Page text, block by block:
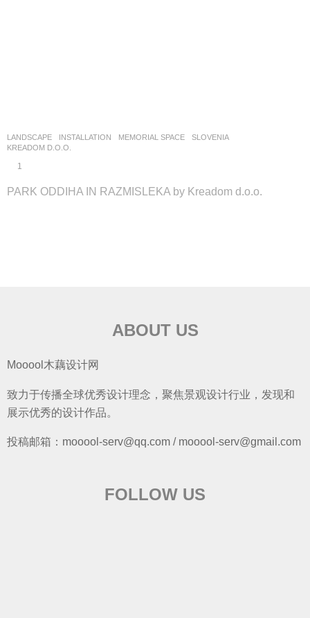
LANDSCAPE INSTALLATION ,MEMORIAL SPACE
SLOVENIA
KREADOM D.O.O.
1
PARK ODDIHA IN RAZMISLEKA by Kreadom d.o.o.
ABOUT US
Mooool木藕设计网
致力于传播全球优秀设计理念，聚焦景观设计行业，发现和
展示优秀的设计作品。
投稿邮箱：mooool-serv@qq.com / mooool-serv@gmail.com
FOLLOW US